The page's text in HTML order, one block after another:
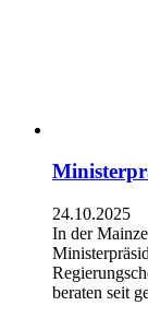
24.10.2025
In der
beraten seit